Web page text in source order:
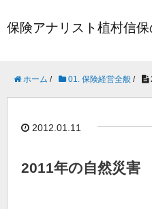
保険アナリスト植村信
ホーム / 01. 保険経営全般 /
2012.01.11
2011年の自然災害